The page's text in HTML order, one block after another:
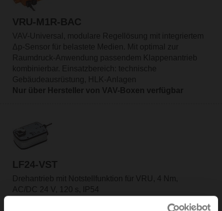
VRU-M1R-BAC
VAV-Universal, modulare Regellösung mit integriertem
Δp-Sensor für belastete Medien. Mit optimal zur
Raumdruck-Anwendung passendem Klappenantrieb
kombinierbar. Einsatzbereich: technische
Gebäudeausrüstung, HLK-Anlagen
Nur über Hersteller von VAV-Boxen verfügbar
LF24-VST
Drehantrieb mit Notstellfunktion für VRU, 4 Nm,
AC/DC 24 V, 120 s, IP54